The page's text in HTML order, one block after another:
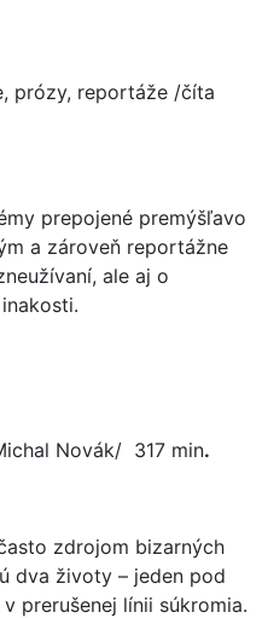
prózy, reportáže /číta
prepojené premýšľavo
a zároveň reportážne
ale aj o
Novák/ 317 min.
zdrojom bizarných
dva životy – jeden pod
prerušenej línii súkromia.